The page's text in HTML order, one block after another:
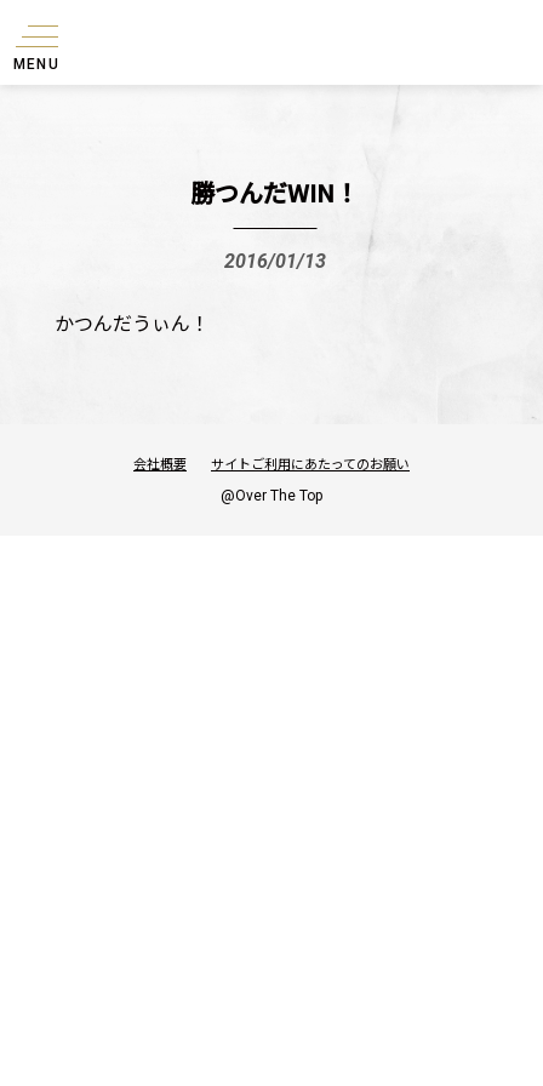
MENU
勝つんだWIN！
2016/01/13
かつんだうぃん！
会社概要 サイトご利用にあたってのお願い
@Over The Top